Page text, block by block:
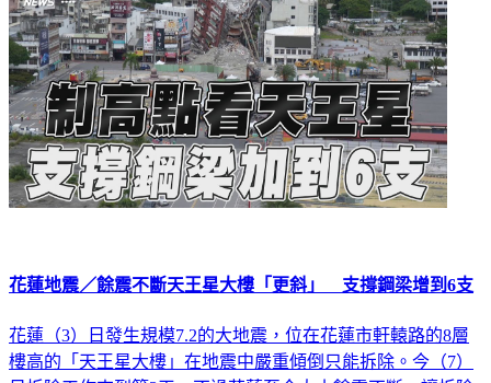
花蓮地震／餘震不斷天王星大樓「更斜」 支撐鋼梁增到6支
花蓮（3）日發生規模7.2的大地震，位在花蓮市軒轅路的8層
樓高的「天王星大樓」在地震中嚴重傾倒只能拆除。今（7）